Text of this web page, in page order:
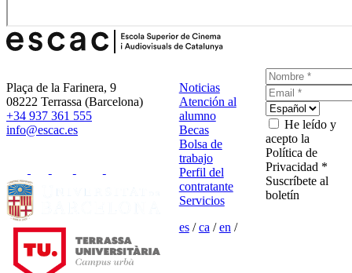
Plaça de la Farinera, 9
08222 Terrassa (Barcelona)
+34 937 361 555
info@escac.es
Noticias
Atención al
alumno
Becas
Bolsa de
trabajo
Perfil del
contratante
Servicios
es/ca /en /
He leído y
acepto la
Política de
Privacidad *
Suscríbete al
boletín